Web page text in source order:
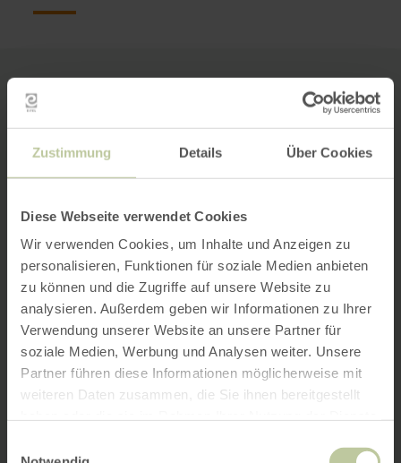
Zustimmung Details Über Cookies
Diese Webseite verwendet Cookies
Wir verwenden Cookies, um Inhalte und Anzeigen zu
personalisieren, Funktionen für soziale Medien anbieten
zu können und die Zugriffe auf unsere Website zu
analysieren. Außerdem geben wir Informationen zu Ihrer
Verwendung unserer Website an unsere Partner für
soziale Medien, Werbung und Analysen weiter. Unsere
Partner führen diese Informationen möglicherweise mit
weiteren Daten zusammen, die Sie ihnen bereitgestellt